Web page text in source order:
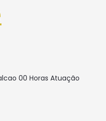
00 Horas Atuação